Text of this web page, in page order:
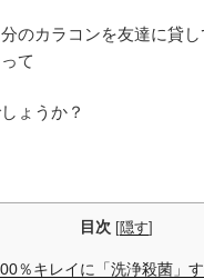
のカラコンを友達に貸
て
ょうか？
目次 [隠す]
％キレイに「洗浄殺菌」